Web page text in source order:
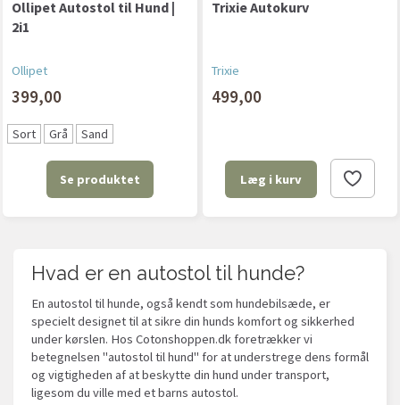
Ollipet Autostol til Hund |
2i1
Ollipet
399,00
Sort Grå Sand
Se produktet
Trixie Autokurv
Trixie
499,00
Læg i kurv
Hvad er en autostol til hunde?
En autostol til hunde, også kendt som hundebilsæde, er
specielt designet til at sikre din hunds komfort og sikkerhed
under kørslen. Hos Cotonshoppen.dk foretrækker vi
betegnelsen "autostol til hund" for at understrege dens formål
og vigtigheden af at beskytte din hund under transport,
ligesom du ville med et barns autostol.